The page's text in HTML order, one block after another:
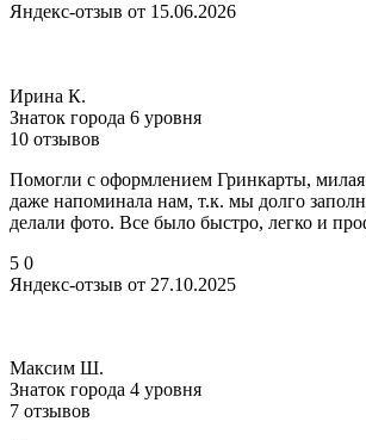
Яндекс-отзыв от 15.06.2026
Ирина К.
Знаток города 6 уровня
10 отзывов
Помогли с оформлением Гринкарты,
даже напоминала нам, т.к. мы долго
делали фото. Все было быстро, легко и
5 0
Яндекс-отзыв от 27.10.2025
Максим Ш.
Знаток города 4 уровня
7 отзывов